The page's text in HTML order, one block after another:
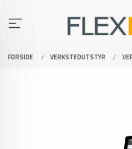
innholdet
FORSIDE VERKSTEDUTSTYR